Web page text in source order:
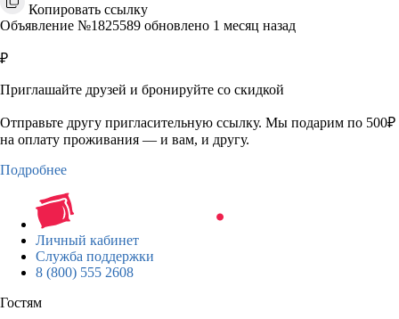
Копировать ссылку
Объявление №1825589 обновлено 1 месяц назад
₽
Приглашайте друзей и бронируйте со скидкой
Отправьте другу пригласительную ссылку. Мы подарим по 500₽
на оплату проживания — и вам, и другу.
Подробнее
Личный кабинет
Служба поддержки
8 (800) 555 2608
Гостям